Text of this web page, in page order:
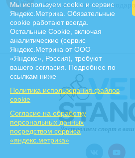
Приятные мелочи в подарок
Мы используем cookie и сервис
Яндекс.Метрика. Обязательные
cookie работают всегда.
Остальные Сookie, включая
аналитические (сервис
Яндекс.Метрика от ООО
«Яндекс», Россия), требуют
вашего согласия. Подробнее по
ссылкам ниже
Политика использования файлов
cookie
Cогласие на обработку
персональных данных
посредством сервиса
«яндекс.метрика»